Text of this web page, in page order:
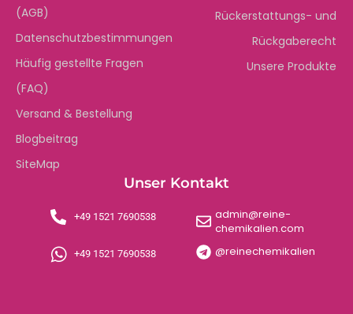
(AGB)
Datenschutzbestimmungen
Häufig gestellte Fragen
(FAQ)
Versand & Bestellung
Blogbeitrag
SiteMap
Rückerstattungs- und
Rückgaberecht
Unsere Produkte
Unser Kontakt
+49 1521 7690538
+49 1521 7690538
admin@reine-
chemikalien.com
@reinechemikalien